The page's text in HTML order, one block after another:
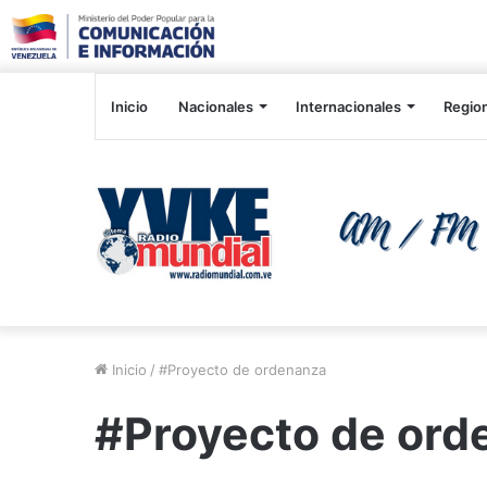
Inicio Nacionales Internacionales
Inicio / #Proyecto de ordenanza
#Proyecto de